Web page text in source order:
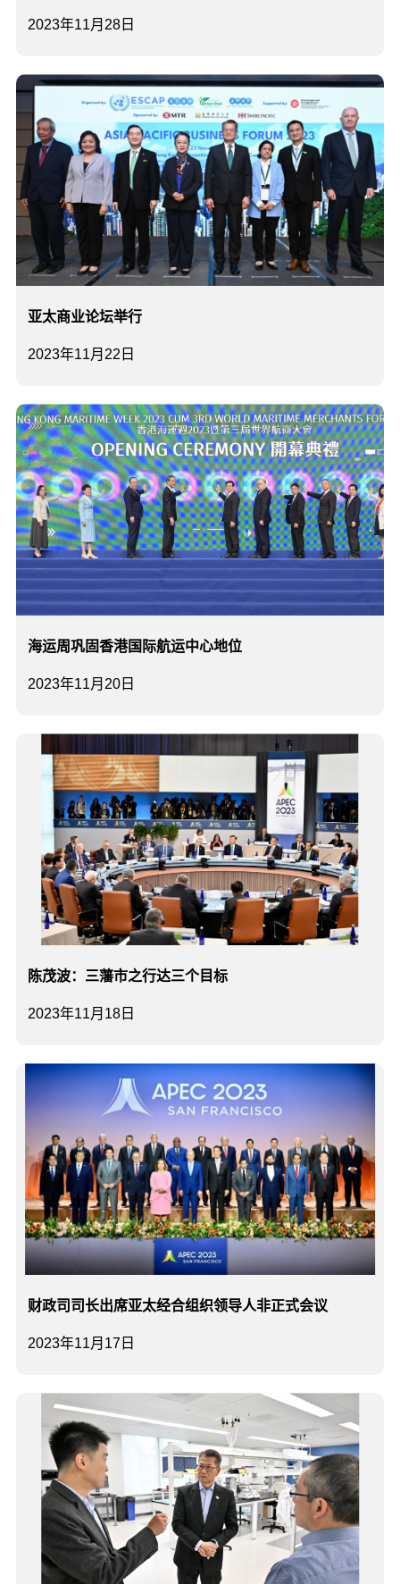
2023年11月28日
2023年11月22日
亚太商业论坛举行
2023年11月20日
海运周巩固香港国际航运中心地位
2023年11月18日
陈茂波：三藩市之行达三个目标
2023年11月17日
财政司司长出席亚太经合组织领导人非正式会议